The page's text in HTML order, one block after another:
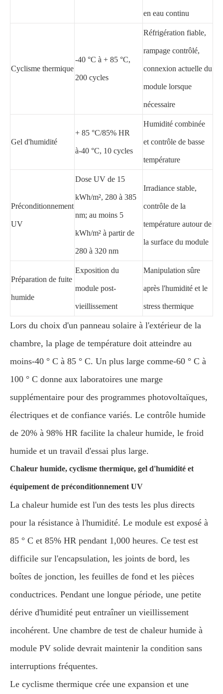
en eau continu
Cyclisme thermique
-40 °C à + 85 °C,
200 cycles
Réfrigération fiable,
rampage contrôlé,
connexion actuelle du
module lorsque
nécessaire
Gel d'humidité
+ 85 °C/85% HR
à-40 °C, 10 cycles
Humidité combinée
et contrôle de basse
température
Préconditionnement
UV
Dose UV de 15
kWh/m², 280 à 385
nm; au moins 5
kWh/m² à partir de
280 à 320 nm
Irradiance stable,
contrôle de la
température autour de
la surface du module
Préparation de fuite
humide
Exposition du
module post-
vieillissement
Manipulation sûre
après l'humidité et le
stress thermique
Lors du choix d'un panneau solaire à l'extérieur de la
chambre, la plage de température doit atteindre au
moins-40 ° C à 85 ° C. Un plus large comme-60 ° C à
100 ° C donne aux laboratoires une marge
supplémentaire pour des programmes photovoltaïques,
électriques et de confiance variés. Le contrôle humide
de 20% à 98% HR facilite la chaleur humide, le froid
humide et un travail d'essai plus large.
Chaleur humide, cyclisme thermique, gel d'humidité et
équipement de préconditionnement UV
La chaleur humide est l'un des tests les plus directs
pour la résistance à l'humidité. Le module est exposé à
85 ° C et 85% HR pendant 1,000 heures. Ce test est
difficile sur l'encapsulation, les joints de bord, les
boîtes de jonction, les feuilles de fond et les pièces
conductrices. Pendant une longue période, une petite
dérive d'humidité peut entraîner un vieillissement
incohérent. Une chambre de test de chaleur humide à
module PV solide devrait maintenir la condition sans
interruptions fréquentes.
Le cyclisme thermique crée une expansion et une